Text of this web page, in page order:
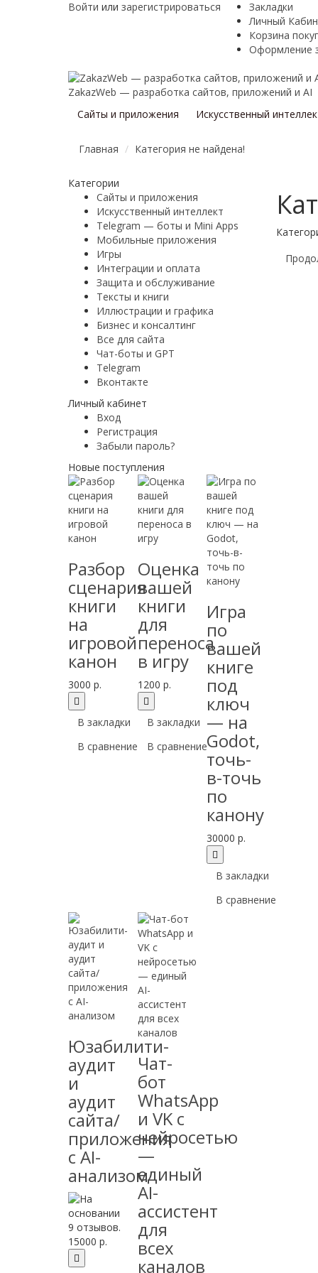
Войти или зарегистрироваться
Закладки
Личный
Корзина
Оформление
ZakazWeb — разработка сайтов, приложений и AI
Сайты и приложения
Искусственный
Главная Категория не найдена!
Категории
Сайты и приложения
Искусственный интеллект
Telegram — боты и Mini Apps
Мобильные приложения
Игры
Интеграции и оплата
Защита и обслуживание
Тексты и книги
Иллюстрации и графика
Бизнес и консалтинг
Все для сайта
Чат-боты и GPT
Telegram
Вконтакте
Личный кабинет
Вход
Регистрация
Забыли пароль?
Новые поступления
Разбор
сценария
книги
на
игровой
канон
3000 р.
В закладки
В сравнение
Оценка
вашей
книги
для
переноса
в игру
1200 р.
В закладки
В сравнение
Игра
по
вашей
книге
под
ключ
— на
Godot,
точь-
в-точь
по
канону
30000 р.
В закладки
В сравнение
Юзабилити-
аудит
и
аудит
сайта/
приложения
с AI-
анализом
15000 р.
Чат-
бот
WhatsApp
и VK с
нейросетью
—
единый
AI-
ассистент
для
всех
каналов